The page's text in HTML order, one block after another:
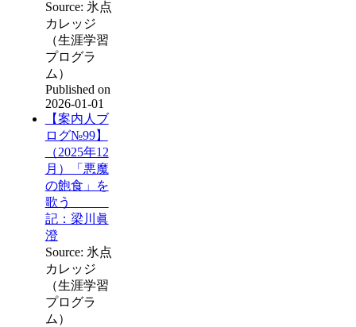
Source: 氷点
カレッジ
（生涯学習
プログラ
ム）
Published on
2026-01-01
【案内人ブ
ログ№99】
（2025年12
月）「悪魔
の飽食」を
歌う
記：梁川眞
澄
Source: 氷点
カレッジ
（生涯学習
プログラ
ム）